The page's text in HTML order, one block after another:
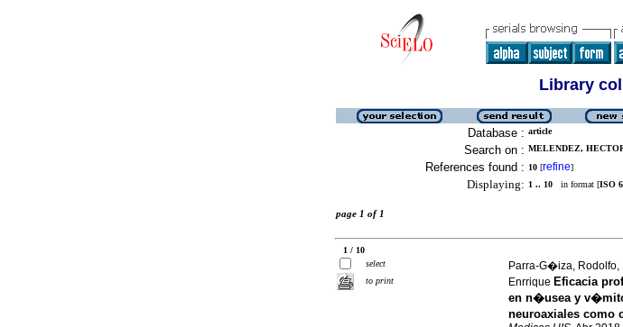
Library
Database : article
Search on : MELENDEZ,
References found : 10 [refine]
Displaying: 1 .. 10 in format [ISO
page 1 of 1
1 / 10
select
to print
Parra-G�iza, Rodolfo,
Enrrique Eficacia
en n�usea y
neuroaxiales como